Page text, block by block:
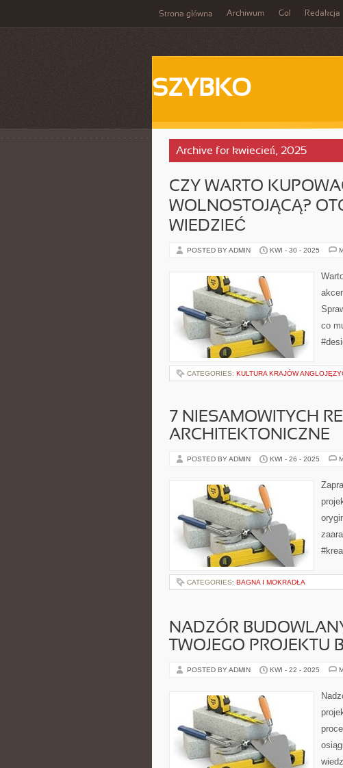
Strona główna Archiwum Gol Redakcja
SZYBKO
Archive for kwiecień, 2025
CZY WARTO
WOLNOSTOJĄCĄ?
WIEDZIEĆ
POSTED BY ADMIN KWI - 30 - 2025
co
CATEGORIES: KULTURA KRAJÓW
7 NIESAMOWITYCH
ARCHITEKTONICZNE
POSTED BY ADMIN KWI - 26 - 2025
CATEGORIES: BAGNA I MOKRADŁA
NADZÓR
TWOJEGO
POSTED BY ADMIN KWI - 22 - 2025